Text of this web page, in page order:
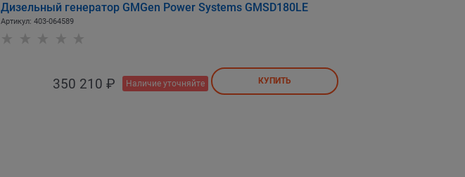
Дизельный генератор GMGen Power Systems GMSD180LE
Артикул: 403-064589
350 210 ₽ Наличие уточняйте КУПИТЬ